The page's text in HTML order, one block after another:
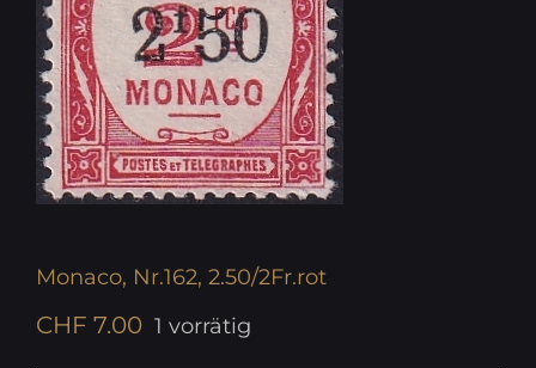
Monaco, Nr.162, 2.50/2Fr.rot
CHF 7.00 1 vorrätig